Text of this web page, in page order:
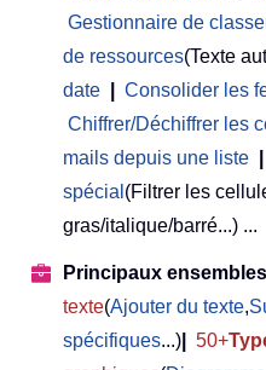
Gestionnaire de
de ressources(Texte
date
Consolider les
Chiffrer/Déchiffrer les
mails depuis une liste
spécial (Filtrer les
gras/italique/barré...) ...
Principaux
texte(Ajouter du texte,
spécifiques...) 50+